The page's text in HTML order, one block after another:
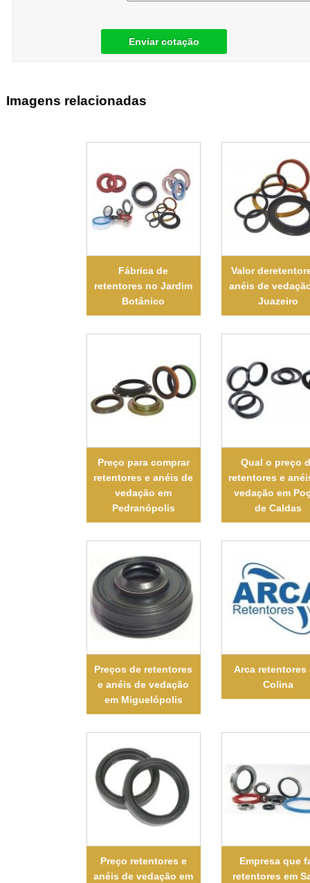
Enviar cotação
Imagens relacionadas
Fábrica de
retentores no Jardim
Botânico
Valor
anéis de
Juazeiro
Preço para comprar
retentores e anéis de
vedação em
Pedranópolis
Qual o preço
retentores e
vedação em
de Caldas
Preços de retentores
e anéis de vedação
em Miguelópolis
Arca retentores
Colina
Preço retentores e
anéis de vedação em
Empresa que
retentores em